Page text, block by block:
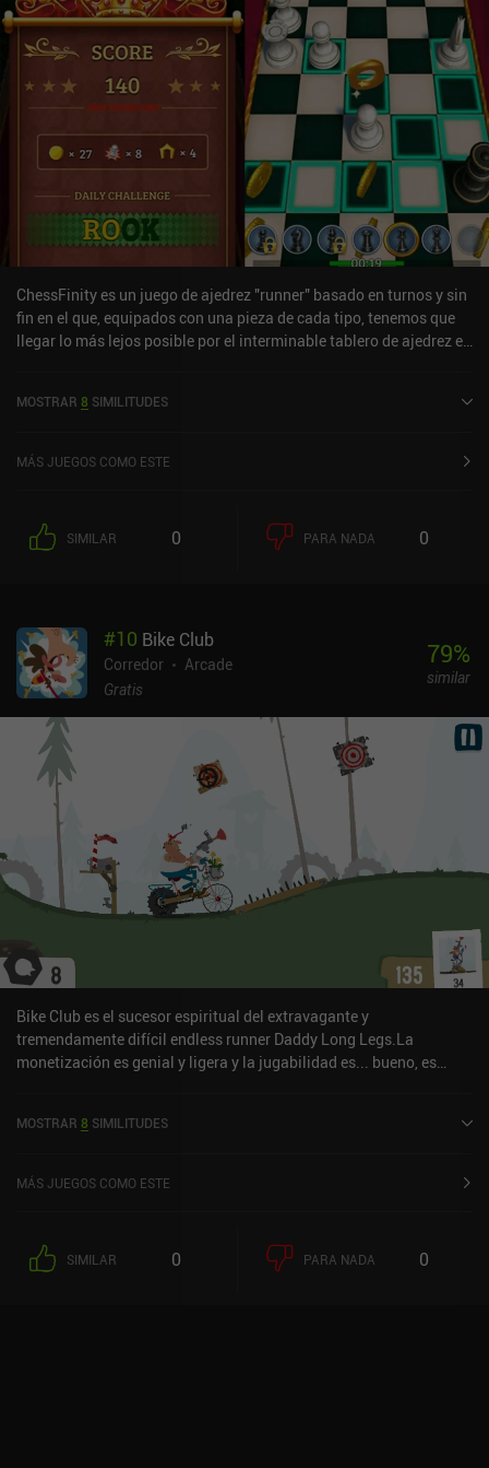
ChessFinity es un juego de ajedrez "runner" basado en turnos y sin
fin en el que, equipados con una pieza de cada tipo, tenemos que
llegar lo más lejos posible por el interminable tablero de ajedrez en
podemos cambiar entre nuestras piezas de ajedrez restantes en
volvemos al último punto de control.Este bucle central del juego es
vendría de maravilla a este juego.La monetización no es intrusiva,
con un iAP de 3 $ para eliminar los anuncios (aunque no he visto ni
individuales.
MOSTRAR 8 SIMILITUDES
MÁS JUEGOS COMO ESTE
SIMILAR 0 PARA NADA 0
#10 Bike Club
Corredor
Arcade
Gratis
79%
similar
Bike Club es el sucesor espiritual del extravagante y
tremendamente difícil endless runner Daddy Long Legs.La
monetización es genial y ligera y la jugabilidad es... bueno, es
vehículos y armas que desbloquear y mejorar, pero todo ello sin
más divertidos a los que he jugado en mucho tiempo.
MOSTRAR 8 SIMILITUDES
MÁS JUEGOS COMO ESTE
SIMILAR 0 PARA NADA 0